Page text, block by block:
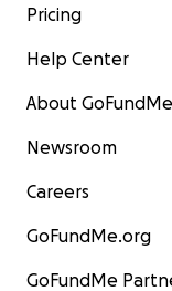
Pricing
Help Center
About GoFundMe
Newsroom
Careers
GoFundMe.org
GoFundMe